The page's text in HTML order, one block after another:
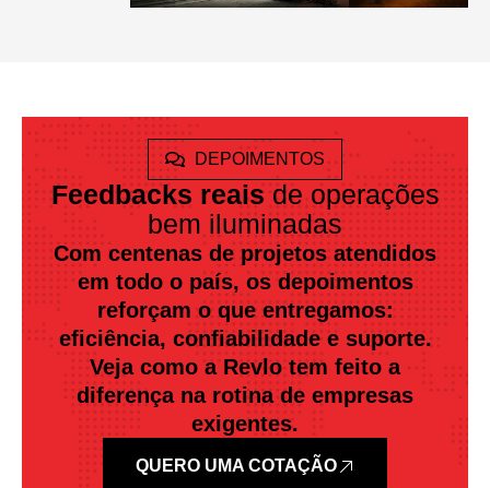
DEPOIMENTOS
Feedbacks reaisde operações
bem iluminadas
Com centenas de projetos atendidos
em todo o país, os depoimentos
reforçam o que entregamos:
eficiência, confiabilidade e suporte.
Veja como a Revlo tem feito a
diferença na rotina de empresas
exigentes.
QUERO UMA COTAÇÃO